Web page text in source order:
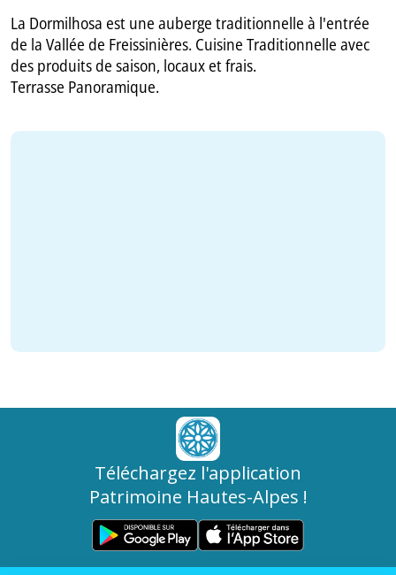
La Dormilhosa est une auberge traditionnelle à l'entrée
de la Vallée de Freissinières. Cuisine Traditionnelle avec
des produits de saison, locaux et frais.
Terrasse Panoramique.
Téléchargez l'application
Patrimoine Hautes-Alpes !